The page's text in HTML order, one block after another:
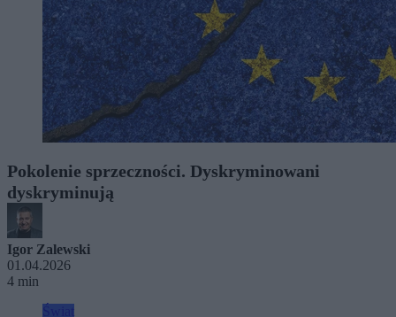
Pokolenie sprzeczności. Dyskryminowani
dyskryminują
Igor Zalewski
01.04.2026
4 min